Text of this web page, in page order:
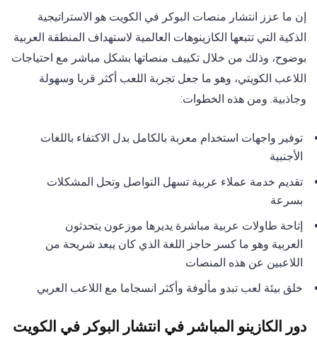
إن ما عزز انتشار منصات البوكر في الكويت هو الاستراتيجية
الذكية التي تتبعها الكازينوهات العالمية لاستهداف المنطقة العربية
بوضوح، وذلك من خلال تكييف منصاتها بشكل مباشر مع احتياجات
اللاعب الكويتي، وهو ما جعل تجربة اللعب أكثر قربا وسهولة
وجاذبية. ومن هذه الخطوات:
توفير واجهات استخدام معربة بالكامل بدل الاكتفاء باللغات
الأجنبية
تقديم خدمة عملاء عربية تسهل التواصل وتحل المشكلات
بسرعة
إتاحة طاولات عربية مباشرة يديرها موزعون يتحدثون
العربية وهو ما كسر حاجز اللغة الذي كان يبعد شريحة من
اللاعبين عن هذه المنصات
خلق بيئة لعب تبدو مألوفة وأكثر انسجاما مع اللاعب العربي
دور الكازينو المباشر في انتشار البوكر في الكويت